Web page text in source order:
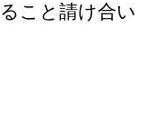
こと請け合い